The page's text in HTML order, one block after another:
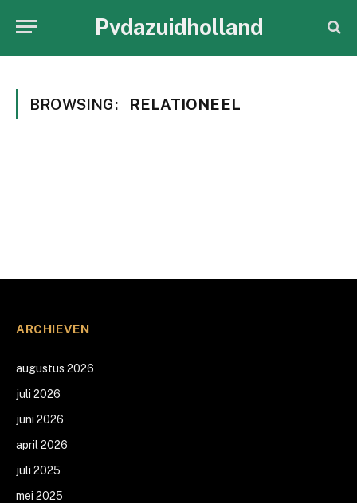
Pvdazuidholland
BROWSING: RELATIONEEL
ARCHIEVEN
augustus 2026
juli 2026
juni 2026
april 2026
juli 2025
mei 2025